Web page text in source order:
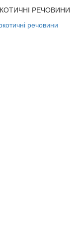
РЕЧОВИНИ
речовини